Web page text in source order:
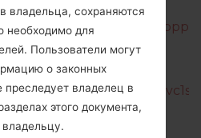
владельца, сохраняются
необходимо для
Пользователи могут
о законных
преследует владелец в
этого документа,